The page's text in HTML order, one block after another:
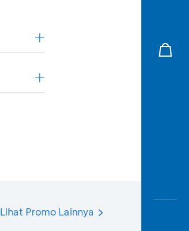
Lihat Promo Lainnya